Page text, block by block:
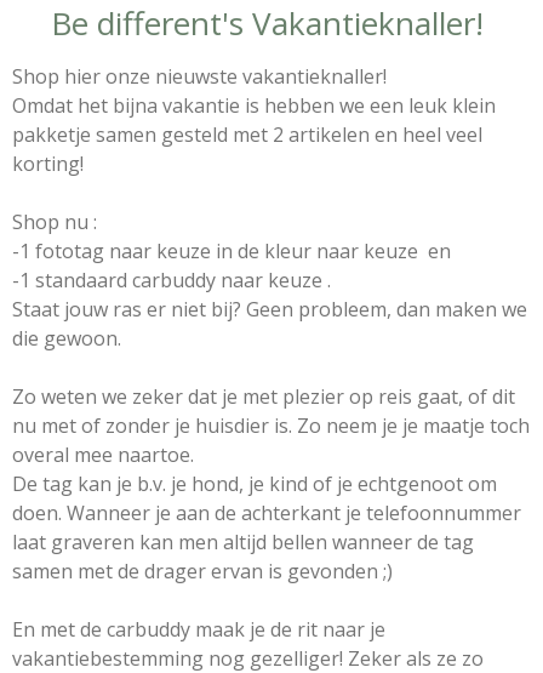
Be different's Vakantieknaller!
Shop hier onze nieuwste vakantieknaller!
Omdat het bijna vakantie is hebben we een leuk klein
pakketje samen gesteld met 2 artikelen en heel veel
korting!
Shop nu :
-1 fototag naar keuze in de kleur naar keuze en
-1 standaard carbuddy naar keuze .
Staat jouw ras er niet bij? Geen probleem, dan maken we
die gewoon.
Zo weten we zeker dat je met plezier op reis gaat, of dit
nu met of zonder je huisdier is. Zo neem je je maatje toch
overal mee naartoe.
De tag kan je b.v. je hond, je kind of je echtgenoot om
doen. Wanneer je aan de achterkant je telefoonnummer
laat graveren kan men altijd bellen wanneer de tag
samen met de drager ervan is gevonden ;)
En met de carbuddy maak je de rit naar je
vakantiebestemming nog gezelliger! Zeker als ze zo